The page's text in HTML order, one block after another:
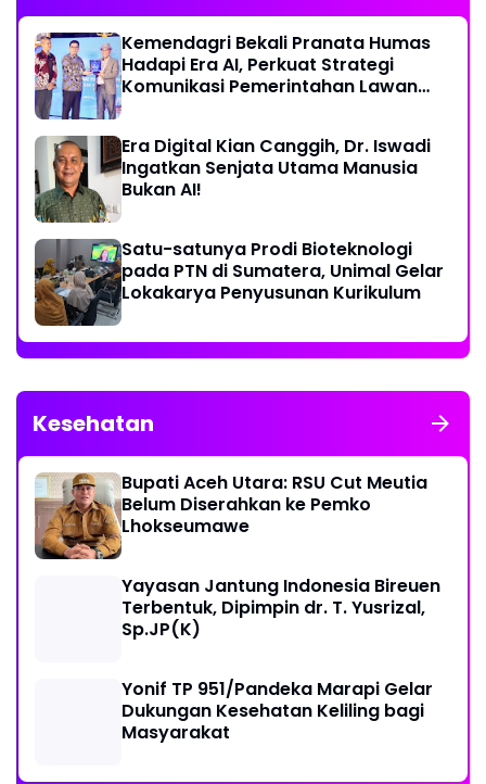
Kemendagri Bekali Pranata Humas
Hadapi Era AI, Perkuat Strategi
Komunikasi Pemerintahan Lawan
Era Digital Kian Canggih, Dr. Iswadi
Ingatkan Senjata Utama Manusia
Bukan AI!
Satu-satunya Prodi Bioteknologi
pada PTN di Sumatera, Unimal Gelar
Lokakarya Penyusunan Kurikulum
Kesehatan
Bupati Aceh Utara: RSU Cut Meutia
Belum Diserahkan ke Pemko
Lhokseumawe
Yayasan Jantung Indonesia Bireuen
Terbentuk, Dipimpin dr. T. Yusrizal,
Sp.JP(K)
Yonif TP 951/Pandeka Marapi Gelar
Dukungan Kesehatan Keliling bagi
Masyarakat